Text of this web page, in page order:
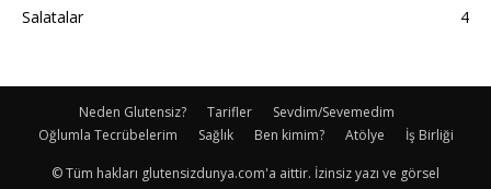
Salatalar
4
Neden Glutensiz? Tarifler
Sevdim/Sevemedim
Oğlumla Tecrübelerim
Sağlık Ben kimim? Atölye İş Birliği
© Tüm hakları glutensizdunya.com'a aittir. İzinsiz yazı ve görsel